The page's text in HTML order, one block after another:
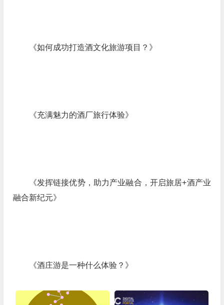
《如何成功打造酒文化旅游项目？》
《充满魅力的酒厂旅行体验》
《发挥链接优势，助力产业融合，开启旅居+酒产业
融合新纪元》
《酒庄游是一种什么体验？》